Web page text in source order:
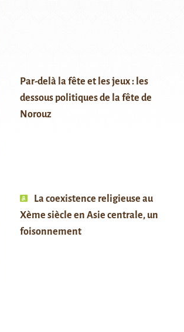
Par-delà la fête et les jeux : les
dessous politiques de la fête de
Norouz
La coexistence religieuse au
Xème siècle en Asie centrale, un
foisonnement